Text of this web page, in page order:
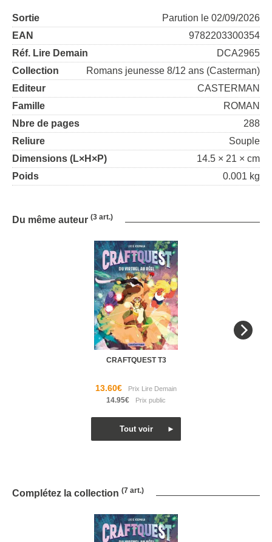
Sortie
Parution le 02/09/2026
EAN
9782203300354
Réf. Lire Demain
DCA2965
Collection
Romans jeunesse 8/12 ans (Casterman)
Editeur
CASTERMAN
Famille
ROMAN
Nbre de pages
288
Reliure
Souple
Dimensions (L×H×P)
14.5 × 21 × cm
Poids
0.001 kg
Du même auteur (3 art.)
CRAFTQUEST T3
13.60€
14.95€
Complétez la collection (7 art.)